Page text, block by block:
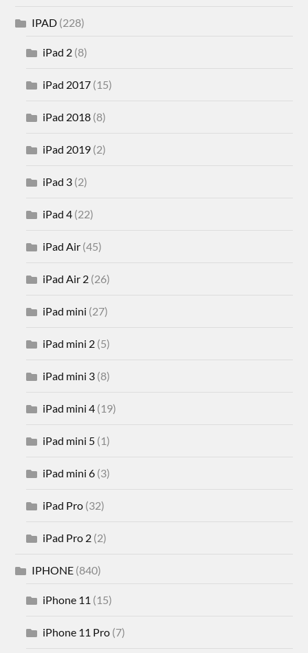
IPAD (228)
iPad 2 (8)
iPad 2017 (15)
iPad 2018 (8)
iPad 2019 (2)
iPad 3 (2)
iPad 4 (22)
iPad Air (45)
iPad Air 2 (26)
iPad mini (27)
iPad mini 2 (5)
iPad mini 3 (8)
iPad mini 4 (19)
iPad mini 5 (1)
iPad mini 6 (3)
iPad Pro (32)
iPad Pro 2 (2)
IPHONE (840)
iPhone 11 (15)
iPhone 11 Pro (7)